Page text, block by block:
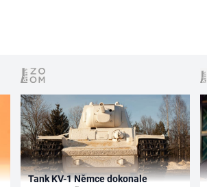
Tank KV-1 Němce dokonale